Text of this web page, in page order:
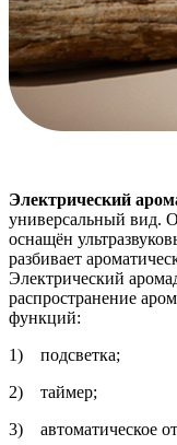
Электрический
универсальный вид.
оснащён
разбивает
Электрический
распространение
функций:
1) подсветка;
2) таймер;
3) автоматическое